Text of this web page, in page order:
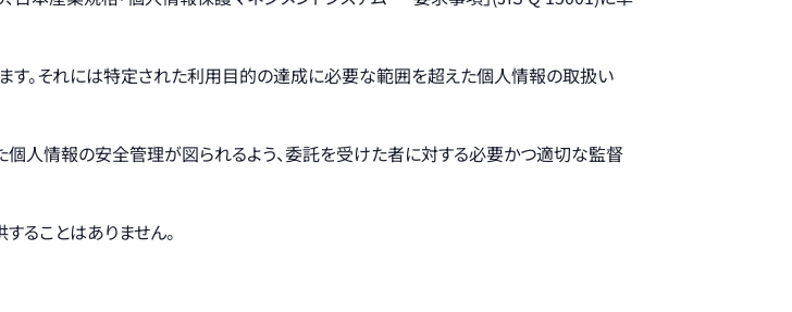
。それには特定された利用目的の達成に必要な範囲を超えた個人情報の取扱い
人情報の安全管理が図られるよう、委託を受けた者に対する必要かつ適切な監督
ることはありません。